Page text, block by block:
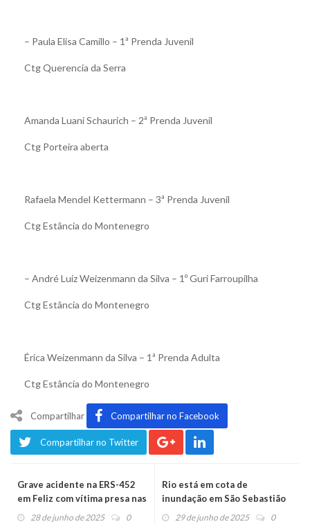
– Paula Elisa Camillo – 1ª Prenda Juvenil
Ctg Querencia da Serra
Amanda Luani Schaurich – 2ª Prenda Juvenil
Ctg Porteira aberta
Rafaela Mendel Kettermann – 3ª Prenda Juvenil
Ctg Estância do Montenegro
– André Luiz Weizenmann da Silva – 1º Guri Farroupilha
Ctg Estância do Montenegro
Érica Weizenmann da Silva – 1ª Prenda Adulta
Ctg Estância do Montenegro
Compartilhar Compartilhar no Facebook
Compartilhar no Twitter
Grave acidente na ERS-452
em Feliz com vítima presa nas
ferragens
28 de junho de 2025 0
Rio está em cota de
inundação em São Sebastião
do Caí e Montenegro, mas em
29 de junho de 2025 0